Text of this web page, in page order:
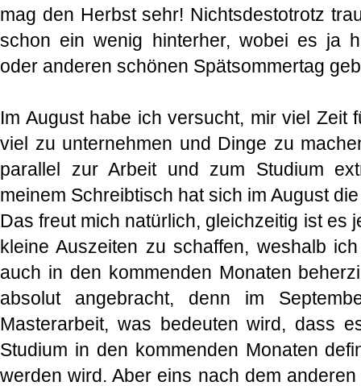
mag den Herbst sehr! Nichtsdestotrotz
schon ein wenig hinterher, wobei es ja
oder anderen schönen Spätsommertag
Im August habe ich versucht, mir viel Zeit
viel zu unternehmen und Dinge zu
parallel zur Arbeit und zum Studium
meinem Schreibtisch hat sich im August
Das freut mich natürlich, gleichzeitig ist es
kleine Auszeiten zu schaffen, weshalb
auch in den kommenden Monaten
absolut angebracht, denn im
Masterarbeit, was bedeuten wird, dass
Studium in den kommenden Monaten
werden wird. Aber eins nach dem